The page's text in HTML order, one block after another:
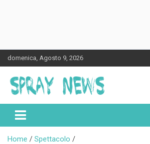
Skip
to
content
domenica, Agosto 9, 2026
Spraynews.it
Home
Spettacolo